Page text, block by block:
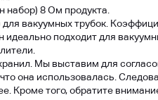
набор) 8 Ом продукта.
вакуумных трубок.
идеально подходит для
Мы выставим для
она использовалась.
Кроме того, обратите